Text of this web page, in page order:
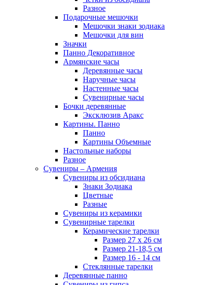
Разное
Подарочные мешочки
Мешочки знаки зодиака
Мешочки для вин
Значки
Панно Декоративное
Армянские часы
Деревянные часы
Наручные часы
Настенные часы
Сувенирные часы
Бочки деревянные
Эксклюзив Аракс
Картины. Панно
Панно
Картины Объемные
Настольные наборы
Разное
Сувениры – Армения
Сувениры из обсидиана
Знаки Зодиака
Цветные
Разные
Сувениры из керамики
Сувенирные тарелки
Керамические тарелки
Размер 27 х 26 см
Размер 21-18,5 см
Размер 16 - 14 см
Стеклянные тарелки
Деревянные панно